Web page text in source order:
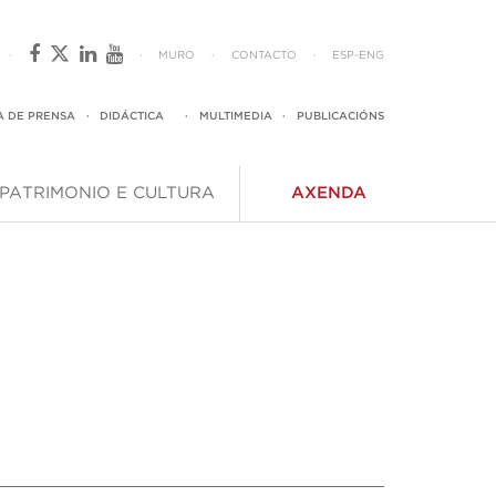
· · MURO · CONTACTO · ESP - ENG
DE PRENSA · DIDÁCTICA · MULTIMEDIA · PUBLICACIÓNS
PATRIMONIO E CULTURA AXENDA